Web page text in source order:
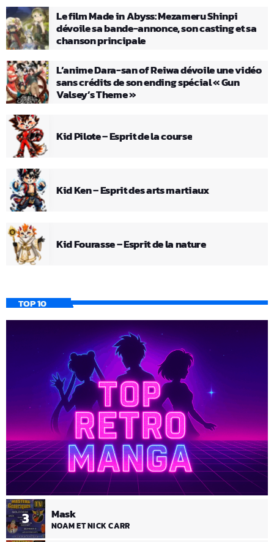
Le film Made in Abyss: Mezameru Shinpi
dévoile sa bande-annonce, son casting et sa
chanson principale
L’anime Dara-san of Reiwa dévoile une vidéo
sans crédits de son ending spécial « Gun
Valsey’s Theme »
Kid Pilote – Esprit de la course
Kid Ken – Esprit des arts martiaux
Kid Fourasse – Esprit de la nature
TOP 10
3 Mask
NOAM ET NICK CARR